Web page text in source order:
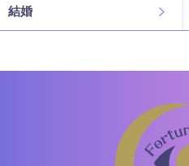
結婚